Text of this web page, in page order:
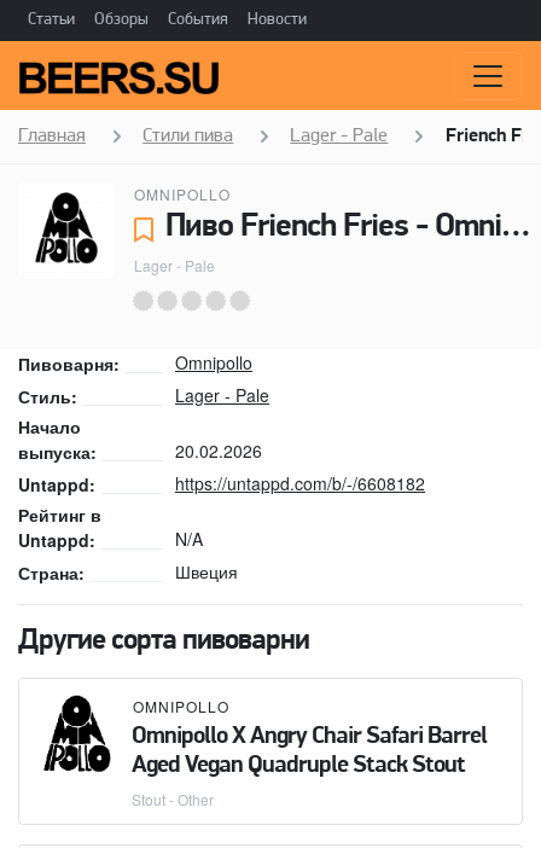
Статьи Обзоры События Новости
Главная Стили пива Lager - Pale Friench
OMNIPOLLO
Пиво Friench Fries - Omnipollo
Lager - Pale
Пивоварня:
Omnipollo
Стиль:
Lager - Pale
Начало
выпуска:
20.02.2026
Untappd:
https://untappd.com/b/-/6608182
Рейтинг в
Untappd:
N/A
Страна:
Швеция
Другие сорта пивоварни
OMNIPOLLO
Omnipollo X Angry Chair Safari Barrel
Aged Vegan Quadruple Stack Stout
Stout - Other